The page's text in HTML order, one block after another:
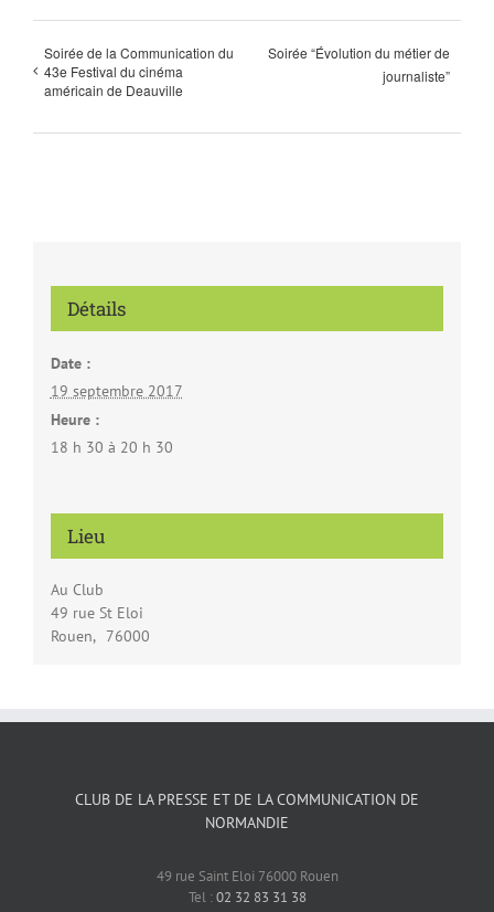
Soirée de la Communication du
43e Festival du cinéma
américain de Deauville
Soirée “Évolution du métier de
journaliste”
Détails
Date :
19 septembre 2017
Heure :
18 h 30 à 20 h 30
Lieu
Au Club
49 rue St Eloi
Rouen, 76000
CLUB DE LA PRESSE ET DE LA COMMUNICATION DE
NORMANDIE
49 rue Saint Eloi 76000 Rouen
Tel :02 32 83 31 38